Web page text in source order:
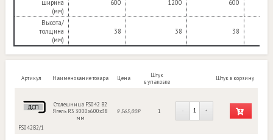
ширина
(мм)
600 1200 600
Высота/
толщина
(мм)
38 38 38
Артикул Наименование товара Цена
Штук
в упаковке
Штук в корзину
FS042B2/1
Столешница FS042 B2
Ягель R3 3000х600х38
мм
9 565,00₽ 1 - +